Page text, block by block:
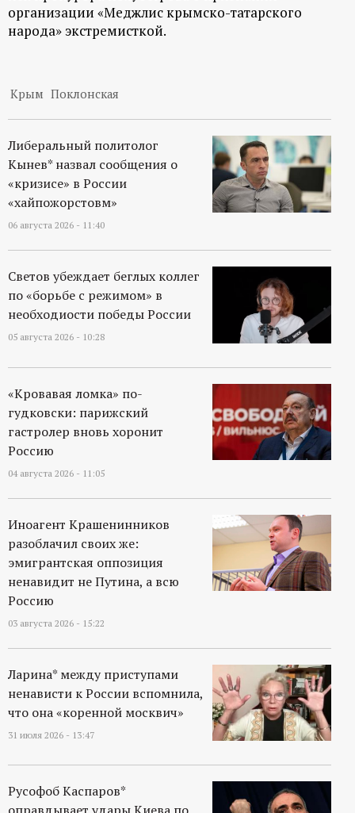
п
р
т
а
л
организации «Меджлис крымско-татарского
народа» экстремисткой.
Крым Поклонская
Либеральный политолог
Кынев* назвал сообщения о
«кризисе» в России
«хайпожорстовм»
06 августа 2026 - 11:40
Светов убеждает беглых коллег
по «борьбе с режимом» в
необходиости победы России
05 августа 2026 - 10:28
«Кровавая ломка» по-
гудковски: парижский
гастролер вновь хоронит
Россию
04 августа 2026 - 11:05
Иноагент Крашенинников
разоблачил своих же:
эмигрантская оппозиция
ненавидит не Путина, а всю
Россию
03 августа 2026 - 15:22
Ларина* между приступами
ненависти к России вспомнила,
что она «коренной москвич»
31 июля 2026 - 13:47
Русофоб Каспаров*